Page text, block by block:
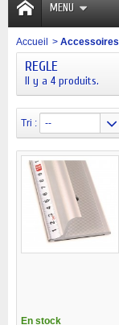
MENU
Accueil >
REGLE
Il y a 4 produits.
Tri : --
En stock